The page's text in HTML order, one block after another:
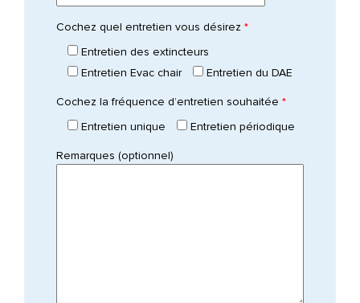
Cochez quel entretien vous désirez *
Entretien des extincteurs
Entretien Evac chair
Entretien du DAE
Cochez la fréquence d’entretien souhaitée *
Entretien unique
Entretien périodique
Remarques (optionnel)